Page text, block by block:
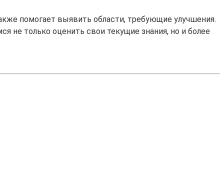
помогает выявить области, требующие улучшения.
не только оценить свои текущие знания, но и более